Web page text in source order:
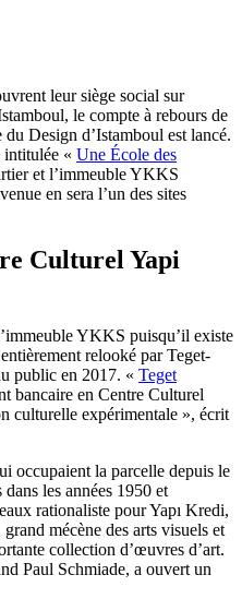
leur siège social sur
le compte à rebours de
Design d’Istamboul est lancé.
intitulée « Une École des
et l’immeuble YKKS
en sera l’un des sites
Culturel Yapi
YKKS puisqu’il existe
relooké par Teget-
public en 2017. « Teget
bancaire en Centre Culturel
culturelle expérimentale », écrit
occupaient la parcelle depuis le
les années 1950 et
rationaliste pour Yapı Kredi,
mécène des arts visuels et
collection d’œuvres d’art.
Paul Schmiade, a ouvert un